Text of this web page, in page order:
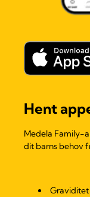
Hent
Medela Family-
dit barns behov
Graviditet